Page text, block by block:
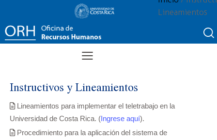
Lineamientos
Instructivos y Lineamientos
Lineamientos para implementar el teletrabajo en la
Universidad de Costa Rica. (Ingrese aquí).
Procedimiento para la aplicación del sistema de